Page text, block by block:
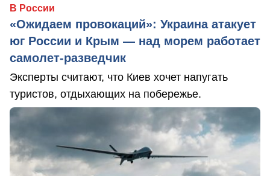
В России
«Ожидаем провокаций»: Украина атакует
юг России и Крым — над морем работает
самолет-разведчик
Эксперты считают, что Киев хочет напугать
туристов, отдыхающих на побережье.